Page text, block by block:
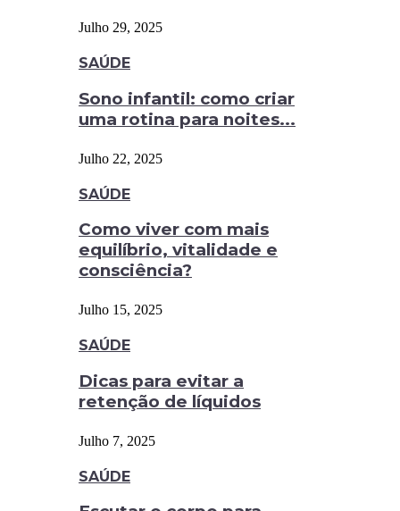
Julho 29, 2025
SAÚDE
Sono infantil: como criar
uma rotina para noites...
Julho 22, 2025
SAÚDE
Como viver com mais
equilíbrio, vitalidade e
consciência?
Julho 15, 2025
SAÚDE
Dicas para evitar a
retenção de líquidos
Julho 7, 2025
SAÚDE